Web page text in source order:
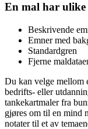
En mal har
Beskrivende
Emner med
Standardgren
Fjerne
Du kan velge mellom
bedrifts- eller
tankekartmaler fra
gjøres om til en mind
notater til et av